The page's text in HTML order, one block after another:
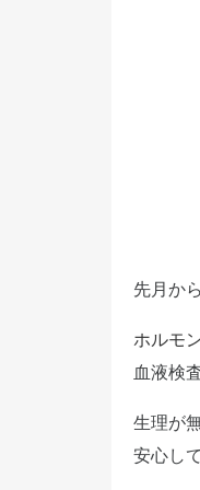
先月か
ホルモ
血液検
生理が
安心し